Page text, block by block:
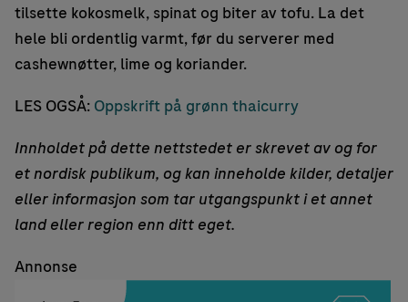
tilsette kokosmelk, spinat og biter av tofu. La det
hele bli ordentlig varmt, før du serverer med
cashewnøtter, lime og koriander.
LES OGSÅ: Oppskrift på grønn thaicurry
Innholdet på dette nettstedet er skrevet av og for
et nordisk publikum, og kan inneholde kilder, detaljer
eller informasjon som tar utgangspunkt i et annet
land eller region enn ditt eget.
Annonse